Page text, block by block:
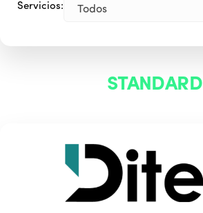
Servicios:
STANDARD